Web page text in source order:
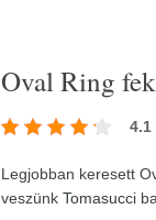
Oval Ring
4.1
Legjobban keresett
veszünkTomasucci